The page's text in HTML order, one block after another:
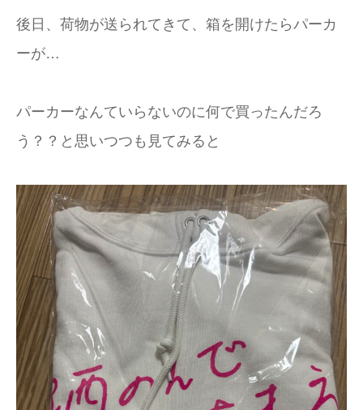
後日、荷物が送られてきて、箱を開けたらパーカ
ーが…
パーカーなんていらないのに何で買ったんだろ
う？？と思いつつも見てみると